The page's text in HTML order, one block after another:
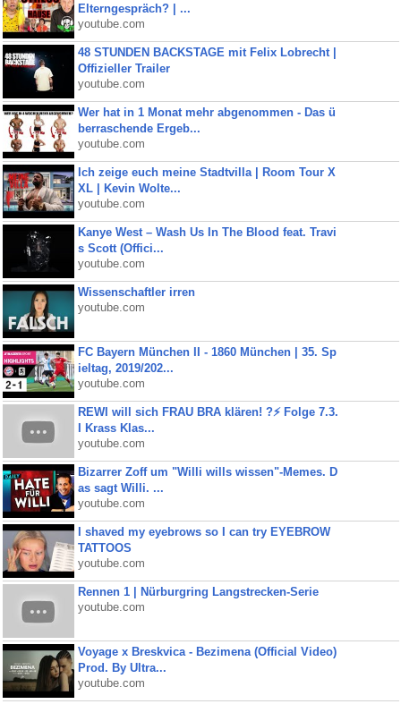
Elterngespräch? | ...
youtube.com
48 STUNDEN BACKSTAGE mit Felix Lobrecht |
Offizieller Trailer
youtube.com
Wer hat in 1 Monat mehr abgenommen - Das ü
berraschende Ergeb...
youtube.com
Ich zeige euch meine Stadtvilla | Room Tour X
XL | Kevin Wolte...
youtube.com
Kanye West – Wash Us In The Blood feat. Travi
s Scott (Offici...
youtube.com
Wissenschaftler irren
youtube.com
FC Bayern München II - 1860 München | 35. Sp
ieltag, 2019/202...
youtube.com
REWI will sich FRAU BRA klären! ?⚡️ Folge 7.3.
I Krass Klas...
youtube.com
Bizarrer Zoff um "Willi wills wissen"-Memes. D
as sagt Willi. ...
youtube.com
I shaved my eyebrows so I can try EYEBROW
TATTOOS
youtube.com
Rennen 1 | Nürburgring Langstrecken-Serie
youtube.com
Voyage x Breskvica - Bezimena (Official Video)
Prod. By Ultra...
youtube.com